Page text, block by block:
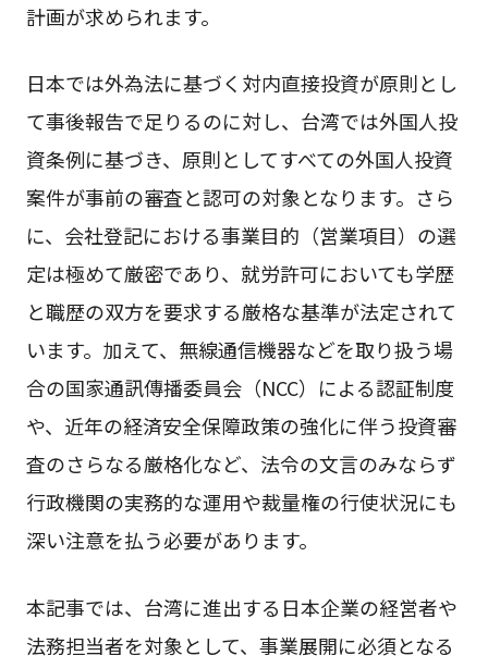
計画が求められます。
日本では外為法に基づく対内直接投資が原則とし
て事後報告で足りるのに対し、台湾では外国人投
資条例に基づき、原則としてすべての外国人投資
案件が事前の審査と認可の対象となります。さら
に、会社登記における事業目的（営業項目）の選
定は極めて厳密であり、就労許可においても学歴
と職歴の双方を要求する厳格な基準が法定されて
います。加えて、無線通信機器などを取り扱う場
合の国家通訊傳播委員会（NCC）による認証制度
や、近年の経済安全保障政策の強化に伴う投資審
査のさらなる厳格化など、法令の文言のみならず
行政機関の実務的な運用や裁量権の行使状況にも
深い注意を払う必要があります。
本記事では、台湾に進出する日本企業の経営者や
法務担当者を対象として、事業展開に必須となる